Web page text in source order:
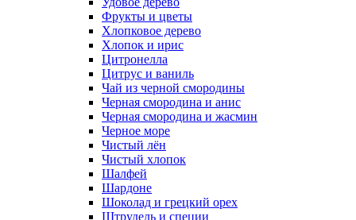
Фрукты и цветы
Хлопковое дерево
Хлопок и ирис
Цитронелла
Цитрус и ваниль
Чай из черной смородины
Черная смородина и анис
Черная смородина и жасмин
Черное море
Чистый лён
Чистый хлопок
Шалфей
Шардоне
Шоколад и грецкий орех
Штрудель и специи